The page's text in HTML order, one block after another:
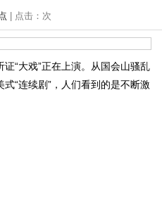
| 点击： 次
“大戏”正在上演。从国会山骚乱
“连续剧”，人们看到的是不断激